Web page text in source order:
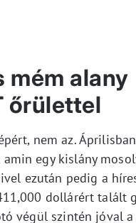
mém alany
őrülettel
nem az.
egy kislány
ezután pedig a
dollárért talált
végül szintén jóval